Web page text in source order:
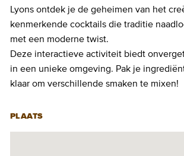
Lyons ontdek je de geheimen van het
kenmerkende cocktails die traditie
met een moderne twist.
Deze interactieve activiteit biedt
in een unieke omgeving. Pak je
klaar om verschillende smaken te mixen!
PLAATS